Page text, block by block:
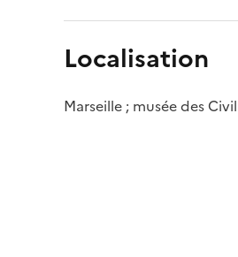
Localisation
Marseille ; musée des